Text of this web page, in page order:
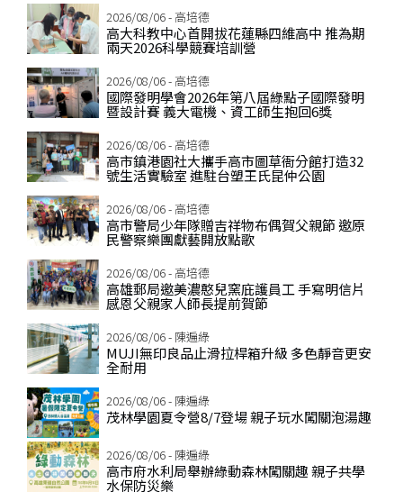
2026/08/06 - 高培德
高大科教中心首開拔花蓮縣四維高中 推為期
兩天2026科學競賽培訓營
2026/08/06 - 高培德
國際發明學會2026年第八屆綠點子國際發明
暨設計賽 義大電機、資工師生抱回6獎
2026/08/06 - 高培德
高市鎮港園社大攜手高市圖草衙分館打造32
號生活實驗室 進駐台塑王氏昆仲公園
2026/08/06 - 高培德
高市警局少年隊贈吉祥物布偶賀父親節 邀原
民警察樂團獻藝開放點歌
2026/08/06 - 高培德
高雄郵局邀美濃憨兒窯庇護員工 手寫明信片
感恩父親家人師長提前賀節
2026/08/06 - 陳遍綠
MUJI無印良品止滑拉桿箱升級 多色靜音更安
全耐用
2026/08/06 - 陳遍綠
茂林學園夏令營8/7登場 親子玩水闖關泡湯趣
2026/08/06 - 陳遍綠
高市府水利局舉辦綠動森林闖關趣 親子共學
水保防災樂